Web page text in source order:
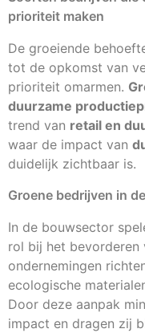
prioriteit maken
De groeiende
tot de opkomst van
prioriteit omarmen.
duurzame
trend van retail en
waar de impact van
duidelijk zichtbaar is.
Groene bedrijven in
In de bouwsector
rol bij het bevorderen
ondernemingen
ecologische
Door deze aanpak
impact en dragen zij